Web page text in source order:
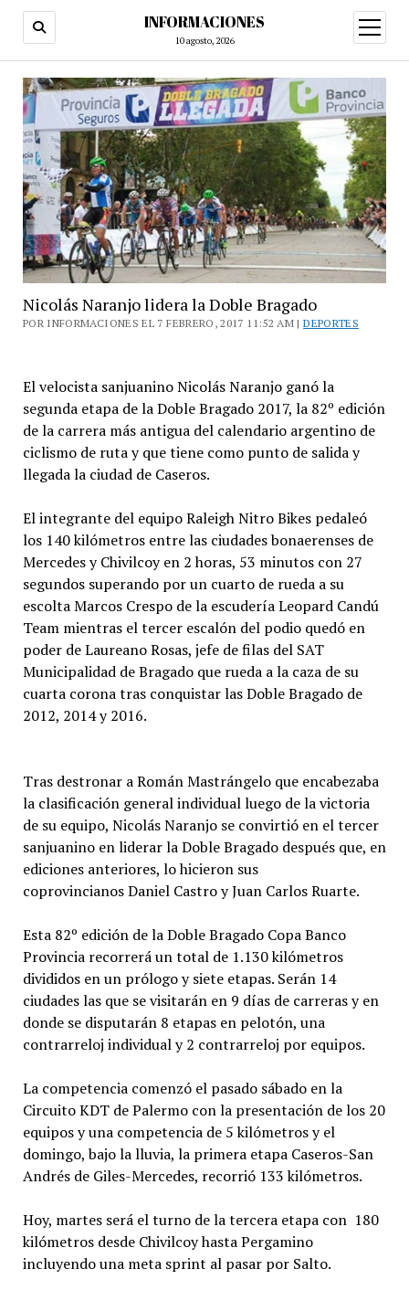
INFORMACIONES
10 agosto, 2026
abrir
menú
Nicolás Naranjo lidera la Doble Bragado
POR INFORMACIONES EL 7 FEBRERO, 2017 11:52 AM |DEPORTES
El velocista sanjuanino Nicolás Naranjo ganó la
segunda etapa de la Doble Bragado 2017, la 82º edición
de la carrera más antigua del calendario argentino de
ciclismo de ruta y que tiene como punto de salida y
llegada la ciudad de Caseros.
El integrante del equipo Raleigh Nitro Bikes pedaleó
los 140 kilómetros entre las ciudades bonaerenses de
Mercedes y Chivilcoy en 2 horas, 53 minutos con 27
segundos superando por un cuarto de rueda a su
escolta Marcos Crespo de la escudería Leopard Candú
Team mientras el tercer escalón del podio quedó en
poder de Laureano Rosas, jefe de filas del SAT
Municipalidad de Bragado que rueda a la caza de su
cuarta corona tras conquistar las Doble Bragado de
2012, 2014 y 2016.
Tras destronar a Román Mastrángelo que encabezaba
la clasificación general individual luego de la victoria
de su equipo, Nicolás Naranjo se convirtió en el tercer
sanjuanino en liderar la Doble Bragado después que, en
ediciones anteriores, lo hicieron sus
coprovincianos Daniel Castro y Juan Carlos Ruarte.
Esta 82º edición de la Doble Bragado Copa Banco
Provincia recorrerá un total de 1.130 kilómetros
divididos en un prólogo y siete etapas. Serán 14
ciudades las que se visitarán en 9 días de carreras y en
donde se disputarán 8 etapas en pelotón, una
contrarreloj individual y 2 contrarreloj por equipos.
La competencia comenzó el pasado sábado en la
Circuito KDT de Palermo con la presentación de los 20
equipos y una competencia de 5 kilómetros y el
domingo, bajo la lluvia, la primera etapa Caseros-San
Andrés de Giles-Mercedes, recorrió 133 kilómetros.
Hoy, martes será el turno de la tercera etapa con 180
kilómetros desde Chivilcoy hasta Pergamino
incluyendo una meta sprint al pasar por Salto.